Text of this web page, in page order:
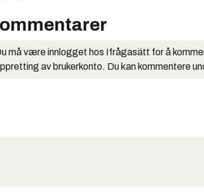
må være innlogget hos Ifrågasätt for å
av brukerkonto. Du kan kommentere